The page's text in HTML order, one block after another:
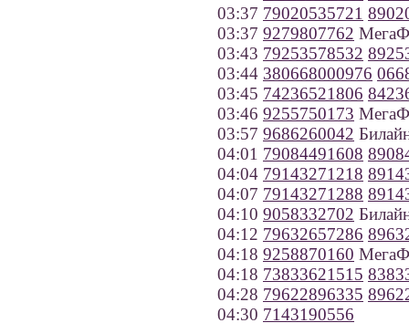
03:37 79020535721
03:37 9279807762
03:43 79253578532
03:44 380668000976
03:45 74236521806
03:46 9255750173
03:57 9686260042
04:01 79084491608
04:04 79143271218
04:07 79143271288
04:10 9058332702
04:12 79632657286
04:18 9258870160
04:18 73833621515
04:28 79622896335
04:30 7143190556